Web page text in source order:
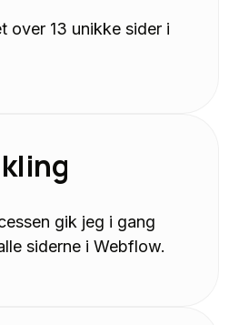
over 13 unikke sider i
gik jeg i gang
siderne i Webflow.